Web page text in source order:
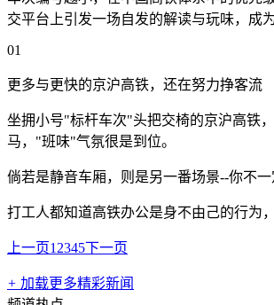
交平台上引发一场自发的解读与玩味，成
01
更多与更快的京沪高铁，还在努力挣客流
坐拥小号"标杆车次"头把交椅的京沪高铁
马，"班味"气氛很是到位。
倘若是静音车厢，则是另一番场景--你不
打工人都知道高铁办公是身不由己的行为
上一页1 2345下一页
+ 加载更多精彩新闻